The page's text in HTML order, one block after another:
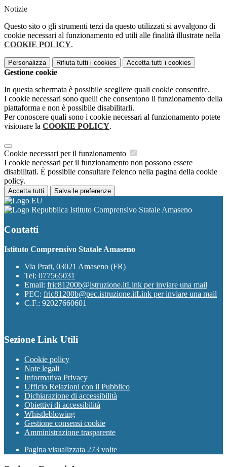
Notizie
Questo sito o gli strumenti terzi da questo utilizzati si avvalgono di
cookie necessari al funzionamento ed utili alle finalità illustrate nella
COOKIE POLICY.
Personalizza Rifiuta tutti i cookies Accetta tutti i cookies
Gestione cookie
In questa schermata è possibile scegliere quali cookie consentire.
I cookie necessari sono quelli che consentono il funzionamento della
piattaforma e non è possibile disabilitarli.
Per conoscere quali sono i cookie necessari al funzionamento potete
visionare la COOKIE POLICY.
Cookie necessari per il funzionamento
I cookie necessari per il funzionamento non possono essere
disabilitati. È possibile consultare l'elenco nella pagina della cookie
policy.
Accetta tutti Salva le preferenze
Istituto Comprensivo Statale Amaseno
Contatti
Istituto Comprensivo Statale Amaseno
Via Prati, 03021 Amaseno (FR)
Tel: 077565031
Email: fric81200b@istruzione.itLink per inviare una mail
PEC: fric81200b@pec.istruzione.itLink per inviare una mail
C.F.: 92027660601
Sezione Link Utili
Cookie policy
Note legali
Informativa Privacy
Ufficio Relazioni con il Pubblico
Dichiarazione di accessibilità
Obiettivi di accessibilità
Whistleblowing
Gestione consensi cookie
Amministrazione trasparente
Pagina visualizzata 273 volte